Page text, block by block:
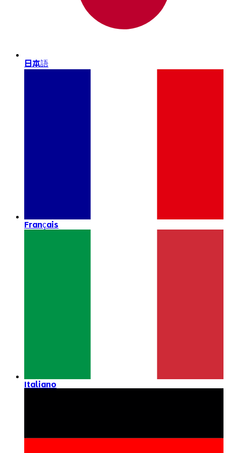
日本語
Français
Italiano